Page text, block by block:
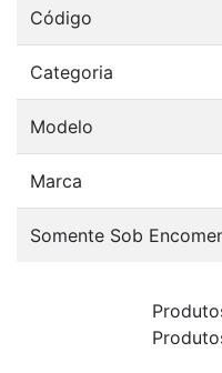
Código
Categoria
Modelo
Marca
Somente Sob